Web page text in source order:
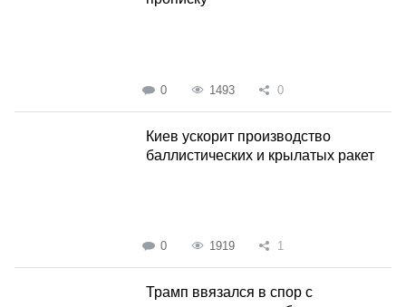
0 1493 0
Киев ускорит производство
баллистических и крылатых ракет
0 1919 1
Трамп ввязался в спор с